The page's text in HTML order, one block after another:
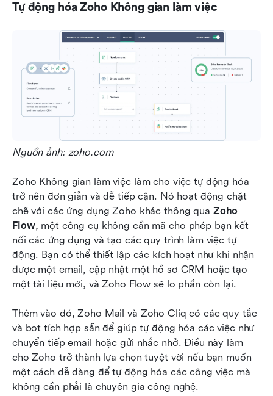
Tự động hóa Zoho Không gian làm việc
Nguồn ảnh: zoho.com
Zoho Không gian làm việc làm cho việc tự động hóa
trở nên đơn giản và dễ tiếp cận. Nó hoạt động chặt
chẽ với các ứng dụng Zoho khác thông qua Zoho
Flow, một công cụ không cần mã cho phép bạn kết
nối các ứng dụng và tạo các quy trình làm việc tự
động. Bạn có thể thiết lập các kích hoạt như khi nhận
được một email, cập nhật một hồ sơ CRM hoặc tạo
một tài liệu mới, và Zoho Flow sẽ lo phần còn lại.
Thêm vào đó, Zoho Mail và Zoho Cliq có các quy tắc
và bot tích hợp sẵn để giúp tự động hóa các việc như
chuyển tiếp email hoặc gửi nhắc nhở. Điều này làm
cho Zoho trở thành lựa chọn tuyệt vời nếu bạn muốn
một cách dễ dàng để tự động hóa các công việc mà
không cần phải là chuyên gia công nghệ.